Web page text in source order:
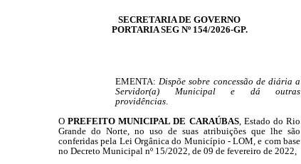
SECRETARIA DE GOVERNO
PORTARIA SEG Nº 154/2026-GP.
EMENTA: Dispõe sobre concessão de diária a
Servidor(a) Municipal e dá outras
providências
OPREFEITO MUNICIPAL DE CARAÚBAS, Estado do Rio
Grande do Norte, no uso de suas atribuições que lhe são
conferidas pela Lei Orgânica do Município - LOM, e com base
no Decreto Municipal nº 15/2022, de 09 de fevereiro de 2022,